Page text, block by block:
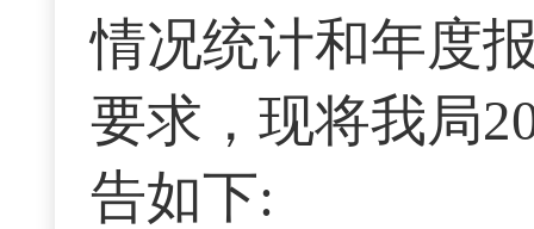
情况统计和年度
要求，现将我局
告如下: